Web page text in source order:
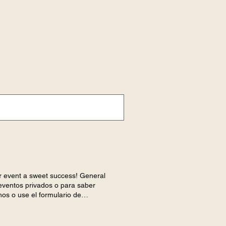
a sweet success! General
privados o para saber
o use el formulario de
en breve.